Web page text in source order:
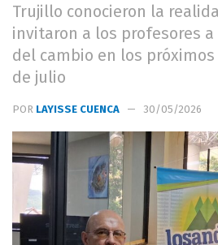
Trujillo conocieron la
invitaron a los profesores
del cambio en los próximos
de julio
POR LAYISSE CUENCA 30/05/2026